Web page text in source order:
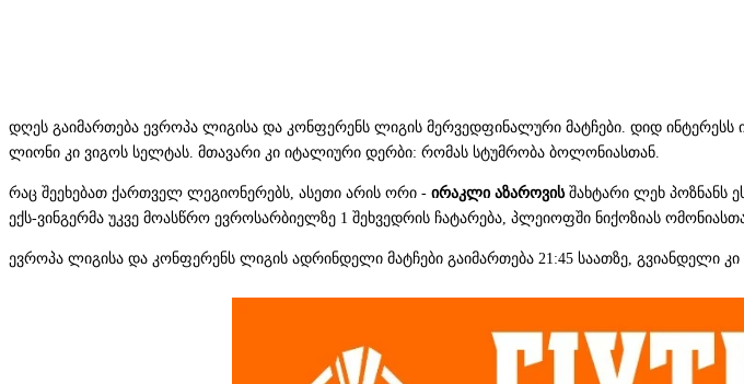
დღეს გაიმართება ევროპა ლიგისა და კონფერენს ლიგის მერვედფინალური მატჩები. დიდ
ლიონი კი ვიგოს სელტას. მთავარი კი იტალიური დერბი: რომას სტუმრობა ბოლონიასთან.
რაც შეეხებათ ქართველ ლეგიონერებს, ასეთი არის ორი - ირაკლი აზაროვისშახტარი ლეხ პოზნანს
ექს-ვინგერმა უკვე მოასწრო ევროსარბიელზე 1 შეხვედრის ჩატარება, პლეიოფში ნიქოზიას
ევროპა ლიგისა და კონფერენს ლიგის ადრინდელი მატჩები გაიმართება 21:45 საათზე, გვიანდელი კი